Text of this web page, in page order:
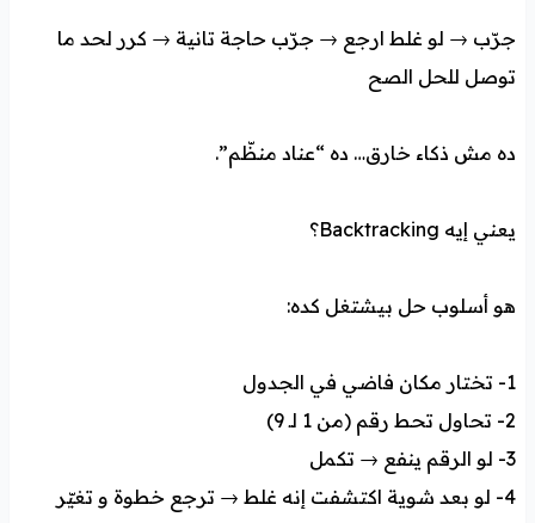
جرّب → لو غلط ارجع → جرّب حاجة تانية → كرر لحد ما
توصل للحل الصح
ده مش ذكاء خارق… ده “عناد منظّم”.
يعني إيه Backtracking؟
هو أسلوب حل بيشتغل كده:
1- تختار مكان فاضي في الجدول
2- تحاول تحط رقم (من 1 لـ 9)
3- لو الرقم ينفع → تكمل
4- لو بعد شوية اكتشفت إنه غلط → ترجع خطوة و تغيّر